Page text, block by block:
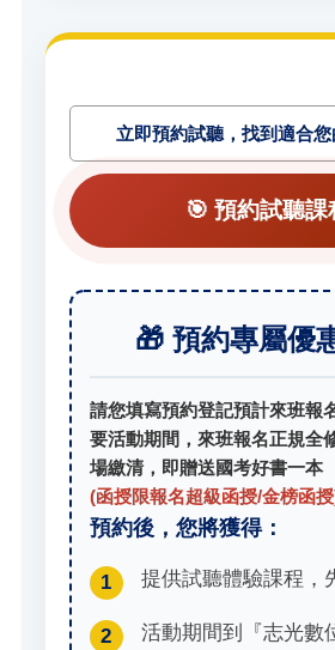
立即預約試聽，找到適合
🎯 預約試聽課
🎁 預約專屬優
請您填寫預約登記預計來班報
要活動期間，來班報名正規全
場繳清，即贈送國考好書一本
(函授限報名超級函授/金榜函
預約後，您將獲得：
1 提供試聽體驗課程，
2
活動期間到『志光數